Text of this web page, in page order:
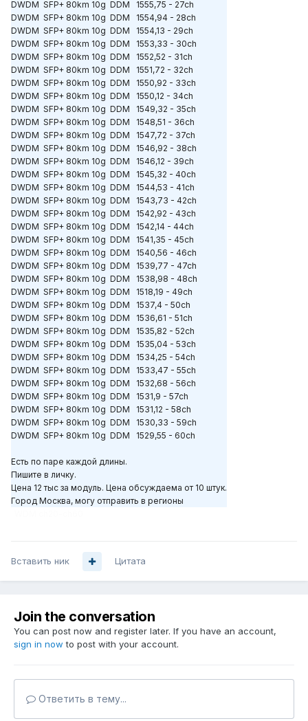
DWDM SFP+ 80km 10g DDM 1555,75 - 27ch
DWDM SFP+ 80km 10g DDM 1554,94 - 28ch
DWDM SFP+ 80km 10g DDM 1554,13 - 29ch
DWDM SFP+ 80km 10g DDM 1553,33 - 30ch
DWDM SFP+ 80km 10g DDM 1552,52 - 31ch
DWDM SFP+ 80km 10g DDM 1551,72 - 32ch
DWDM SFP+ 80km 10g DDM 1550,92 - 33ch
DWDM SFP+ 80km 10g DDM 1550,12 - 34ch
DWDM SFP+ 80km 10g DDM 1549,32 - 35ch
DWDM SFP+ 80km 10g DDM 1548,51 - 36ch
DWDM SFP+ 80km 10g DDM 1547,72 - 37ch
DWDM SFP+ 80km 10g DDM 1546,92 - 38ch
DWDM SFP+ 80km 10g DDM 1546,12 - 39ch
DWDM SFP+ 80km 10g DDM 1545,32 - 40ch
DWDM SFP+ 80km 10g DDM 1544,53 - 41ch
DWDM SFP+ 80km 10g DDM 1543,73 - 42ch
DWDM SFP+ 80km 10g DDM 1542,92 - 43ch
DWDM SFP+ 80km 10g DDM 1542,14 - 44ch
DWDM SFP+ 80km 10g DDM 1541,35 - 45ch
DWDM SFP+ 80km 10g DDM 1540,56 - 46ch
DWDM SFP+ 80km 10g DDM 1539,77 - 47ch
DWDM SFP+ 80km 10g DDM 1538,98 - 48ch
DWDM SFP+ 80km 10g DDM 1518,19 - 49ch
DWDM SFP+ 80km 10g DDM 1537,4 - 50ch
DWDM SFP+ 80km 10g DDM 1536,61 - 51ch
DWDM SFP+ 80km 10g DDM 1535,82 - 52ch
DWDM SFP+ 80km 10g DDM 1535,04 - 53ch
DWDM SFP+ 80km 10g DDM 1534,25 - 54ch
DWDM SFP+ 80km 10g DDM 1533,47 - 55ch
DWDM SFP+ 80km 10g DDM 1532,68 - 56ch
DWDM SFP+ 80km 10g DDM 1531,9 - 57ch
DWDM SFP+ 80km 10g DDM 1531,12 - 58ch
DWDM SFP+ 80km 10g DDM 1530,33 - 59ch
DWDM SFP+ 80km 10g DDM 1529,55 - 60ch
Есть по паре каждой длины.
Пишите в личку.
Цена 12 тыс за модуль. Цена обсуждаема от 10 штук.
Город Москва, могу отправить в регионы
Вставить ник Цитата
Join the conversation
You can post now and register later. If you have an account,
sign in now to post with your account.
Ответить в тему...